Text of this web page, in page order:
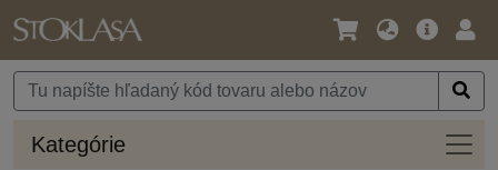
Jazyk
Mena
Hlavná
Kategórie